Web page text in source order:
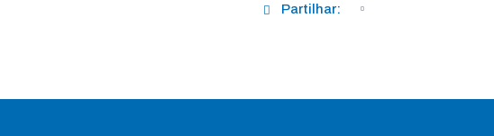
Partilhar: